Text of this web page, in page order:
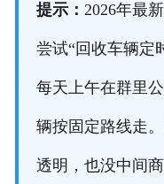
提示： 2026年最
尝试“回收车辆定
每天上午在群里
辆按固定路线走
透明，也没中间